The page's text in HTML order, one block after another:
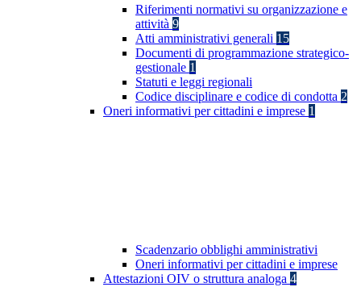
Riferimenti normativi su organizzazione e
attività 9
Atti amministrativi generali 15
Documenti di programmazione strategico-
gestionale 1
Statuti e leggi regionali
Codice disciplinare e codice di condotta 2
Oneri informativi per cittadini e imprese 1
Scadenzario obblighi amministrativi
Oneri informativi per cittadini e imprese
Attestazioni OIV o struttura analoga 4